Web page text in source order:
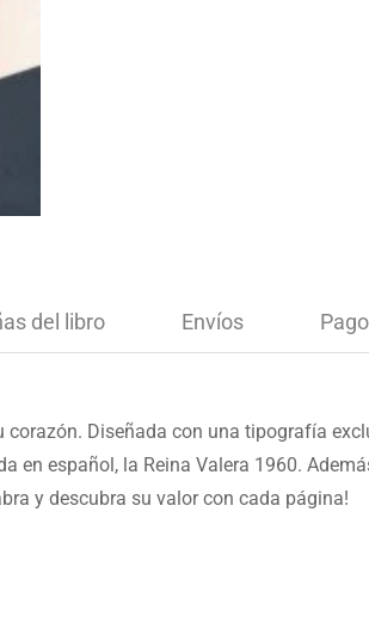
del libro Envíos
Diseñada con una tipografía
en español, la Reina Valera 1960.
y descubra su valor con cada página!